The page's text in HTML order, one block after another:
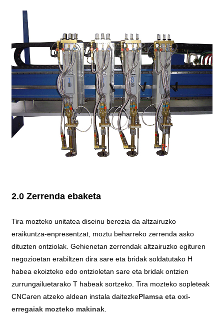
2.0 Zerrenda ebaketa
Tira mozteko unitatea diseinu berezia da altzairuzko
eraikuntza-enpresentzat, moztu beharreko zerrenda asko
dituzten ontziolak. Gehienetan zerrendak altzairuzko egituren
negozioetan erabiltzen dira sare eta bridak soldatutako H
habea ekoizteko edo ontzioletan sare eta bridak ontzien
zurrungailuetarako T habeak sortzeko. Tira mozteko sopleteak
CNCaren atzeko aldean instala daitezkePlamsa eta oxi-
erregaiak mozteko makinak.